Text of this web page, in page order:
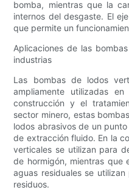
bomba, mientras que la
internos del desgaste. El
que permite un
Aplicaciones de las
industrias
Las bombas de lodos
ampliamente utilizadas
construcción y el
sector minero, estas
lodos abrasivos de un
de extracción fluido. En la
verticales se utilizan para
de hormigón, mientras que
aguas residuales se
residuos.